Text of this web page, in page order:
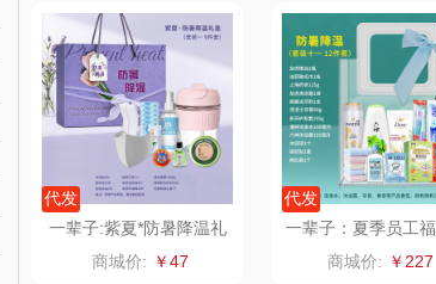
爱润丝婷 形象派
罗尔仕 拜灭士
飞利浦 荣诚
保卫蛋蛋 马克图布
代发
一辈子:紫夏*防暑降温礼
盒夏季员工福利高温慰问
品
商城价: ￥47
代发
一辈子：夏季员工
暑降温蝴蝶包套装
商城价: ￥227